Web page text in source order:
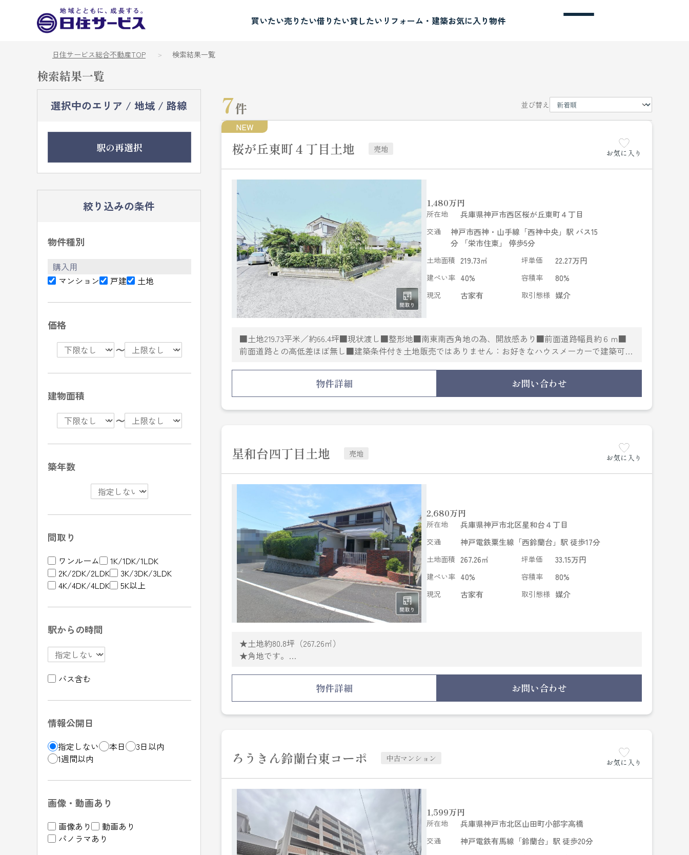
買いたい売りたい借りたい貸したい リフォーム・建築お気に入り物件
日住サービス総合不動産TOP 検索結果一覧
検索結果一覧
7件 並び替え
NEW
桜が丘東町４丁目土地 売地 お気に入り
1,480万円
所在地 兵庫県神戸市西区桜が丘東町４丁目
交通
神戸市西神・山手線「西神中央」駅 バス15
分 「栄市住東」 停歩5分
土地面積 219.73㎡ 坪単価 22.27万円
建ぺい率 40% 容積率 80%
現況 古家有 取引態様 媒介
■土地219.73平米／約66.4坪■現状渡し■整形地■南東南西角地の為、開放感あり■前面道路幅員約６ｍ■
前面道路との高低差ほぼ無し■建築条件付き土地販売ではありません：お好きなハウスメーカーで建築可■
◎西神中央駅にエキソアレ西神中央・ミリオンタウン西神中央・区役所あり
◎近隣にキリン堂・ナフコ・コープ・コンビニあり
この立地広さでこの価格はおすすめです。
※地区計画(桜が丘地区)※桜が丘地区まちづくり協定
物件詳細 お問い合わせ
星和台四丁目土地 売地 お気に入り
2,680万円
所在地 兵庫県神戸市北区星和台４丁目
交通 神戸電鉄粟生線「西鈴蘭台」駅 徒歩17分
土地面積 267.26㎡ 坪単価 33.15万円
建ぺい率 40% 容積率 80%
現況 古家有 取引態様 媒介
★土地約80.8坪（267.26㎡）
★角地です。
物件詳細 お問い合わせ
ろうきん鈴蘭台東コーポ 中古マンション お気に入り
1,599万円
所在地 兵庫県神戸市北区山田町小部字高橋
交通 神戸電鉄有馬線「鈴蘭台」駅 徒歩20分
選択中のエリア / 地域 / 路線
駅の再選択
絞り込みの条件
物件種別
購入用
マンション
戸建 土地
価格
〜
建物面積
〜
築年数
間取り
ワンルーム
1K/1DK/1LDK
2K/2DK/2LDK
3K/3DK/3LDK
4K/4DK/4LDK
5K以上
駅からの時間
バス含む
情報公開日
指定しない 本日
3日以内
1週間以内
画像・動画あり
画像あり
動画あり
パノラマあり